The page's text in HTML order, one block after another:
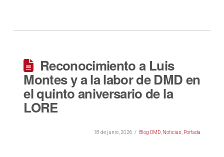
Reconocimiento a Luis
Montes y a la labor de DMD en
el quinto aniversario de la
LORE
18 de junio, 2026 Blog DMD, Noticias Portada